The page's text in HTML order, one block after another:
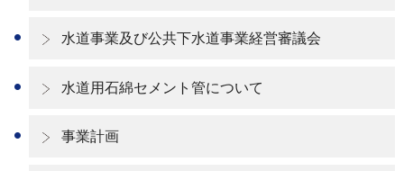
水道事業及び公共下水道事業経営審議会
水道用石綿セメント管について
事業計画